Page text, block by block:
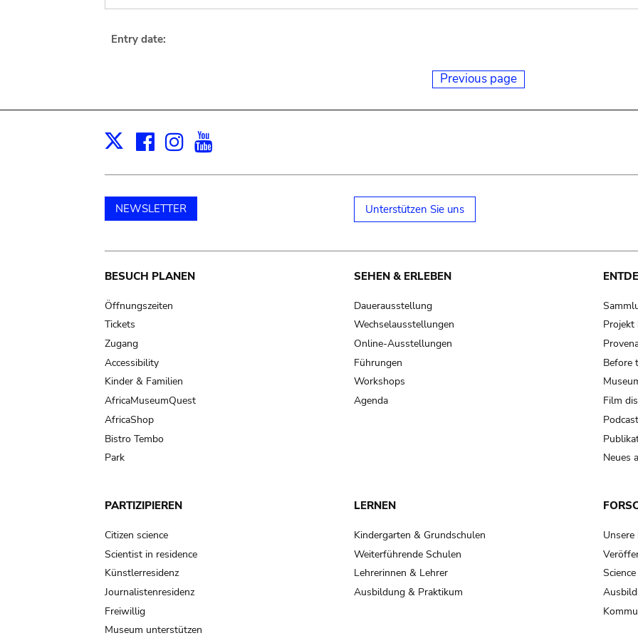
Entry date:
Previous page
X Facebook
Instagram
NEWSLETTER Unterstützen Sie uns
Main
navigation
BESUCH PLANEN
Öffnungszeiten
Tickets
Zugang
Accessibility
Kinder & Familien
AfricaMuseumQuest
AfricaShop
Bistro Tembo
Park
SEHEN & ERLEBEN
Dauerausstellung
Wechselausstellungen
Online-Ausstellungen
Führungen
Workshops
Agenda
Projekt
Before
Film
Neues
PARTIZIPIEREN
Citizen science
Scientist in residence
Künstlerresidenz
Journalistenresidenz
Freiwillig
Museum unterstützen
LERNEN
Kindergarten & Grundschulen
Weiterführende Schulen
Lehrerinnen & Lehrer
Ausbildung & Praktikum